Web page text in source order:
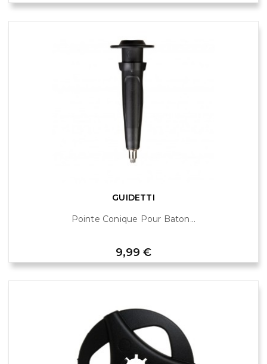
GUIDETTI
Pointe Conique Pour Baton...
Prix
9,99 €